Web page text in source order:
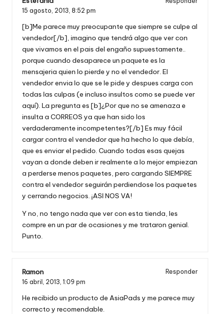
15 agosto, 2013, 8:52 pm
[b]Me parece muy preocupante que siempre se culpe al
vendedor[/b], imagino que tendrá algo que ver con
que vivamos en el pais del engaño supuestamente..
porque cuando desaparece un paquete es la
mensajeria quien lo pierde y no el vendedor. El
vendedor envia lo que se le pide y despues carga con
todas las culpas (e incluso insultos como se puede ver
aquí). La pregunta es [b]¿Por que no se amenaza e
insulta a CORREOS ya que han sido los
verdaderamente incompetentes?[/b] Es muy fácil
cargar contra el vendedor que ha hecho lo que debía,
que es enviar el pedido. Cuando todas esas quejas
vayan a donde deben ir realmente a lo mejor empiezan
a perderse menos paquetes, pero cargando SIEMPRE
contra el vendedor seguirán perdiendose los paquetes
y cerrando negocios. ¡ASI NOS VA!
Y no, no tengo nada que ver con esta tienda, les
compre en un par de ocasiones y me trataron genial.
Punto.
Ramon
Responder
16 abril, 2013, 1:09 pm
He recibido un producto de AsiaPads y me parece muy
correcto y recomendable.